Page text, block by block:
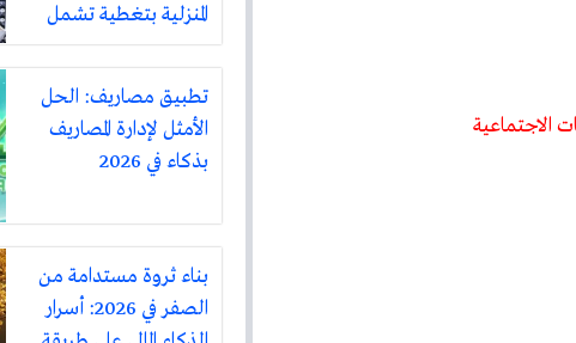
الاجتماعية
المنزلية بتغطية تشمل
أكثر من ثلاثين مدينة
تطبيق مصاريف: الحل
الأمثل لإدارة المصاريف
بذكاء في 2026
بناء ثروة مستدامة من
الصفر في 2026: أسرار